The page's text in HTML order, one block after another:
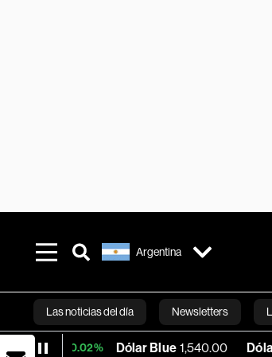
Argentina
Las noticias del día Newsletters
Dólar Blue 1,540.00 Dólar CCL